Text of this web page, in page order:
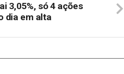
3,05%, só 4 ações
dia em alta